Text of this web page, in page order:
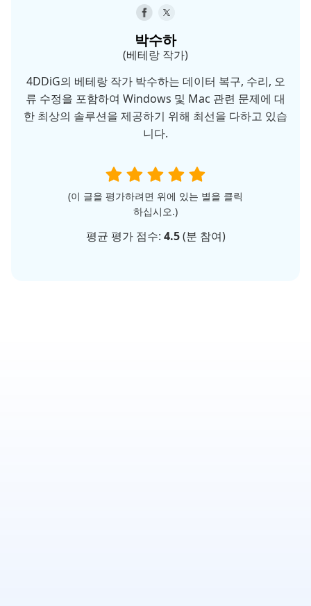
박수하
(베테랑 작가)
4DDiG의 베테랑 작가 박수하는 데이터 복구, 수리, 오
류 수정을 포함하여 Windows 및 Mac 관련 문제에 대
한 최상의 솔루션을 제공하기 위해 최선을 다하고 있습
니다.
(이 글을 평가하려면 위에 있는 별을 클릭
하십시오.)
평균 평가 점수: 4.5(분 참여)